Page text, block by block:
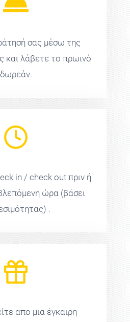
σας μέσω της
και λάβετε το πρωινό
δωρεάν.
in / check out πριν ή
ώρα (βάσει
.
απο μια έγκαιρη